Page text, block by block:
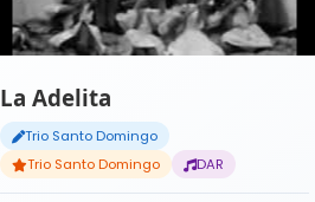
La Adelita
Trio Santo Domingo
Trio Santo Domingo
DAR